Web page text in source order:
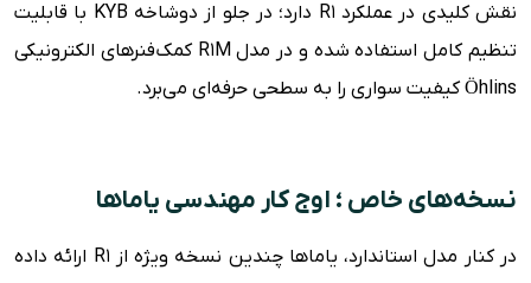
نقش کلیدی در عملکرد R1 دارد؛ در جلو از دوشاخه KYB با قابلیت
تنظیم کامل استفاده شده و در مدل R1M کمک‌فنرهای الکترونیکی
Öhlins کیفیت سواری را به سطحی حرفه‌ای می‌برد.
نسخه‌های خاص ؛ اوج کار مهندسی یاماها
در کنار مدل استاندارد، یاماها چندین نسخه ویژه از R1 ارائه داده